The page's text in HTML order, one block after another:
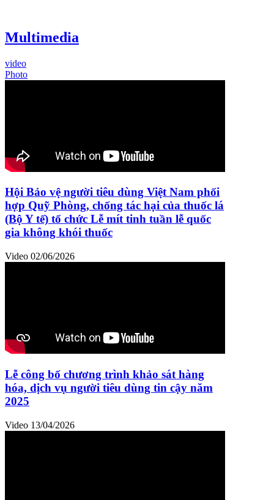
Multimedia
video
Photo
Hội Bảo vệ người tiêu dùng Việt Nam phối
hợp Quỹ Phòng, chống tác hại của thuốc lá
(Bộ Y tế) tổ chức Lễ mít tinh tuần lễ quốc
gia không khói thuốc
Video 02/06/2026
Lễ công bố chương trình khảo sát hàng
hóa, dịch vụ người tiêu dùng tin cậy năm
2025
Video 13/04/2026